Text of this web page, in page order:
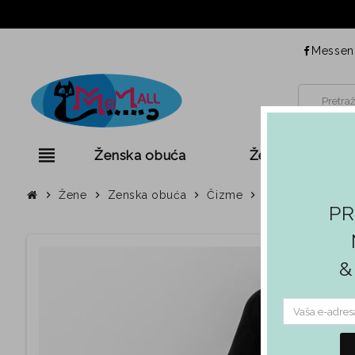
view_headline Ženska obuća Ženska odjeća
chevron_right Žene chevron_right Zenska obuća chevron_right Čizme chevron_right